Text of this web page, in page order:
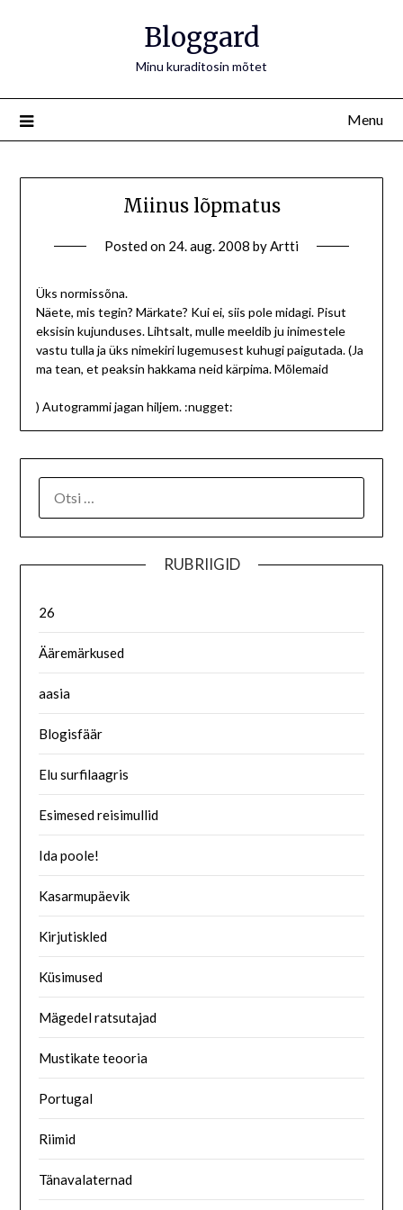
Bloggard
Minu kuraditosin mõtet
Menu
Miinus lõpmatus
Posted on 24. aug. 2008 byArtti
Üks normissõna.
Näete, mis tegin? Märkate? Kui ei, siis pole midagi. Pisut
eksisin kujunduses. Lihtsalt, mulle meeldib ju inimestele
vastu tulla ja üks nimekiri lugemusest kuhugi paigutada. (Ja
ma tean, et peaksin hakkama neid kärpima. Mõlemaid
) Autogrammi jagan hiljem. :nugget:
RUBRIIGID
26
Ääremärkused
aasia
Blogisfäär
Elu surfilaagris
Esimesed reisimullid
Ida poole!
Kasarmupäevik
Kirjutiskled
Küsimused
Mägedel ratsutajad
Mustikate teooria
Portugal
Riimid
Tänavalaternad